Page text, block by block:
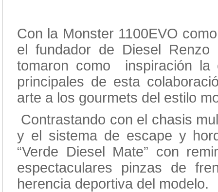
Con la Monster 1100EVO
el fundador de Diesel
tomaron como inspiración la
principales de esta
arte a los gourmets del estilo
Contrastando con el chasis
y el sistema de escape y
“Verde Diesel Mate” con
espectaculares pinzas de
herencia deportiva del modelo.